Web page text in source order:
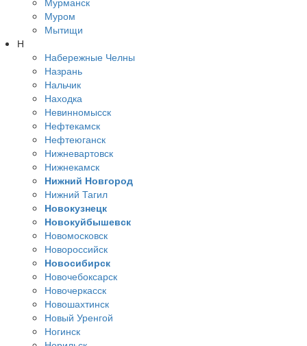
Муром
Мытищи
Н
Набережные Челны
Назрань
Нальчик
Находка
Невинномысск
Нефтекамск
Нефтеюганск
Нижневартовск
Нижнекамск
Нижний Новгород
Нижний Тагил
Новокузнецк
Новокуйбышевск
Новомосковск
Новороссийск
Новосибирск
Новочебоксарск
Новочеркасск
Новошахтинск
Новый Уренгой
Ногинск